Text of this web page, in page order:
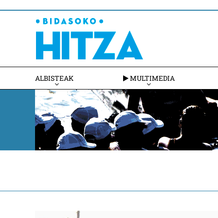
ALBISTEAK MULTIMEDIA